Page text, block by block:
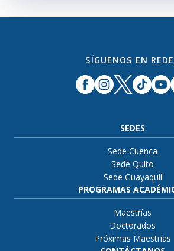
SÍGUENOS EN
SEDES
Sede Cuenca
Sede Quito
Sede Guayaquil
PROGRAMAS
Maestrías
Doctorados
Próximas Maestrías